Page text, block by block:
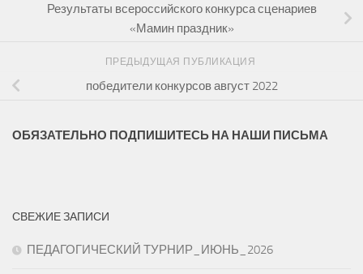
Результаты всероссийского конкурса сценариев
«Мамин праздник»
ПРЕДЫДУЩАЯ ПУБЛИКАЦИЯ
победители конкурсов август 2022
ОБЯЗАТЕЛЬНО ПОДПИШИТЕСЬ НА НАШИ ПИСЬМА
СВЕЖИЕ ЗАПИСИ
ПЕДАГОГИЧЕСКИЙ ТУРНИР_ИЮНЬ_2026